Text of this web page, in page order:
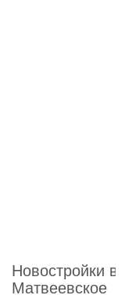
Новостройки в
Матвеевское